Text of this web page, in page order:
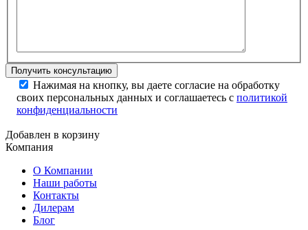
Нажимая на кнопку, вы даете согласие на обработку
своих персональных данных и соглашаетесь с политикой
конфиденциальности
Добавлен в корзину
Компания
О Компании
Наши работы
Контакты
Дилерам
Блог